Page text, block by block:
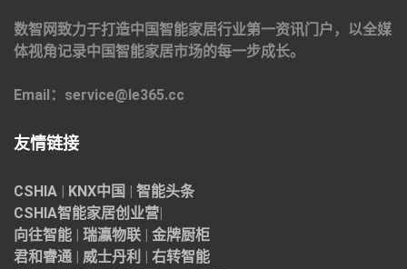
数智网致力于打造中国智能家居行业第一资讯门户，以全媒
体视角记录中国智能家居市场的每一步成长。
Email：service@le365.cc
友情链接
CSHIA KNX中国
智能头条
CSHIA智能家居创业营
向往智能
瑞瀛物联
金牌厨柜
君和睿通
威士丹利
右转智能